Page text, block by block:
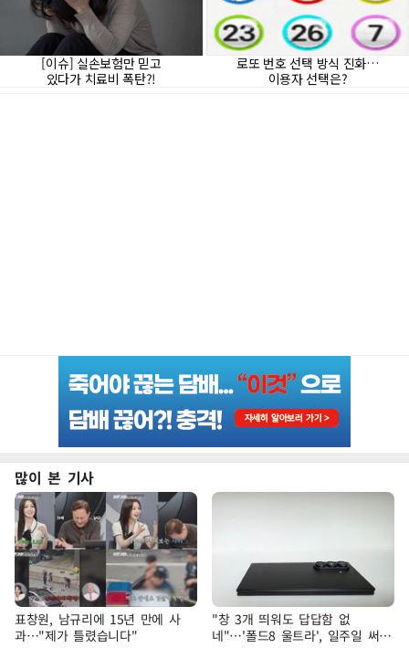
많이 본 기사
표창원, 남규리에 15년 만에 사
과…"제가 틀렸습니다"
"창 3개 띄워도 답답함 없
네"…'폴드8 울트라', 일주일 써보